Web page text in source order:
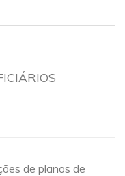
de planos de